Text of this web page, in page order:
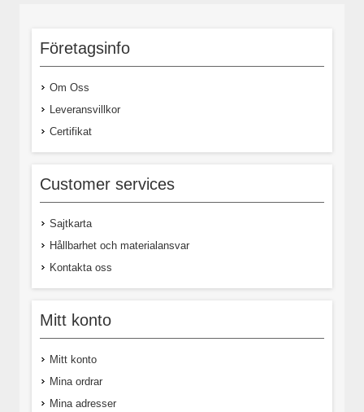
Företagsinfo
Om Oss
Leveransvillkor
Certifikat
Customer services
Sajtkarta
Hållbarhet och materialansvar
Kontakta oss
Mitt konto
Mitt konto
Mina ordrar
Mina adresser